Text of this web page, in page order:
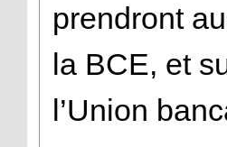
prendront
la BCE, et
l’Union